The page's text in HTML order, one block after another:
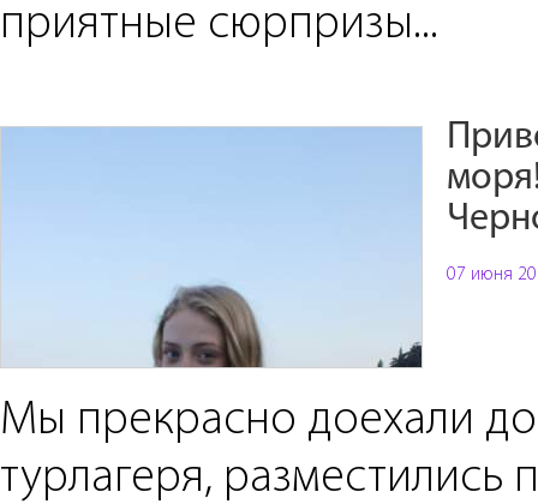
приятные сюрпризы...
07 июня
Мы прекрасно доехали
турлагеря, разместились